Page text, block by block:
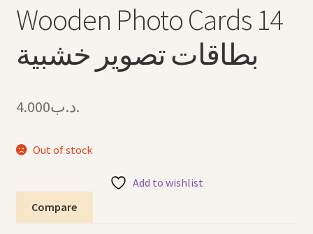
Wooden Photo Cards 14
بطاقات تصوير خشبية
.د.ب4.000
Out of stock
Add to wishlist
Compare